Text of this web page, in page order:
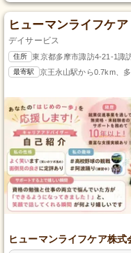
ヒューマンライフケ
デイサービス
住所 東京都多摩市諏訪4-21-1諏
最寄駅 京王永山駅から0.7km、
ヒューマンライフケア株式